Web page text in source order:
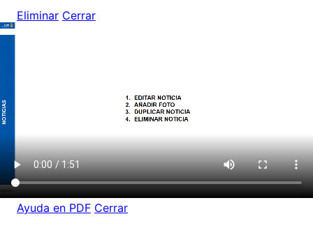
Eliminar Cerrar
Ayuda en PDF Cerrar